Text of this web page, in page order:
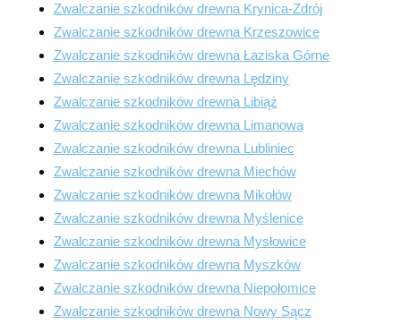
Zwalczanie szkodników drewna Krynica-Zdrój
Zwalczanie szkodników drewna Krzeszowice
Zwalczanie szkodników drewna Łaziska Górne
Zwalczanie szkodników drewna Lędziny
Zwalczanie szkodników drewna Libiąż
Zwalczanie szkodników drewna Limanowa
Zwalczanie szkodników drewna Lubliniec
Zwalczanie szkodników drewna Miechów
Zwalczanie szkodników drewna Mikołów
Zwalczanie szkodników drewna Myślenice
Zwalczanie szkodników drewna Mysłowice
Zwalczanie szkodników drewna Myszków
Zwalczanie szkodników drewna Niepołomice
Zwalczanie szkodników drewna Nowy Sącz